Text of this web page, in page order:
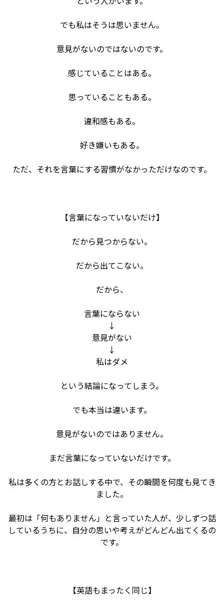
でも私はそうは思いません。
意見がないのではないのです。
感じていることはある。
思っていることもある。
違和感もある。
好き嫌いもある。
ただ、それを言葉にする習慣がなかっただけなのです。
【言葉になっていないだけ】
だから見つからない。
だから出てこない。
だから、
言葉にならない
↓
意見がない
↓
私はダメ
という結論になってしまう。
でも本当は違います。
意見がないのではありません。
まだ言葉になっていないだけです。
私は多くの方とお話しする中で、その瞬間を何度も見てき
ました。
最初は「何もありません」と言っていた人が、少しずつ話
しているうちに、自分の思いや考えがどんどん出てくるの
です。
【英語もまったく同じ】